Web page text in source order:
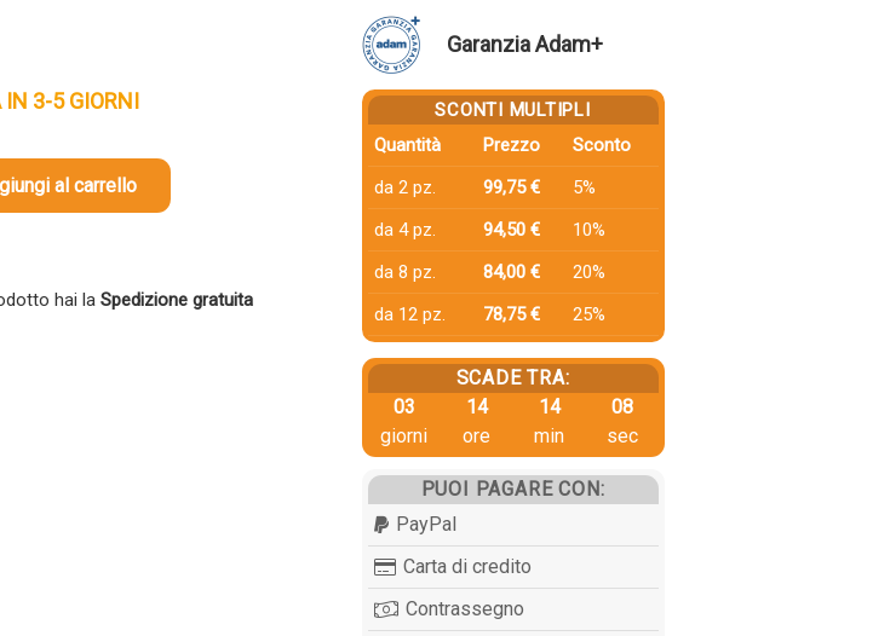
IN 3-5 GIORNI
al carrello
hai la Spedizione gratuita
Garanzia Adam+
SCONTI MULTIPLI
Quantità
Prezzo
Sconto
da 2 pz.
99,75 €
5%
da 4 pz.
94,50 €
10%
da 8 pz.
84,00 €
20%
da 12 pz.
78,75 € 25%
SCADE TRA:
03
giorni
14
ore
14
min
07
sec
PUOI PAGARE CON:
PayPal
Carta di credito
Contrassegno